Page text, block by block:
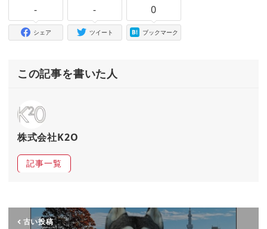
-
シェア
-
ツイート
0
ブックマーク
この記事を書いた人
株式会社K2O
記事一覧
古い投稿